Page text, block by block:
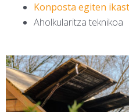
Konposta egiten
Aholkularitza teknikoa